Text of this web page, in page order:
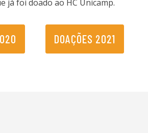
já foi doado ao HC Unicamp.
DOAÇÕES 2021